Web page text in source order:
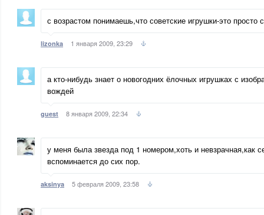
с возрастом понимаешь,что советские игрушки-это просто
lizonka 1 января 2009, 23:29
а кто-нибудь знает о новогодних ёлочных игрушках с
вождей
guest 8 января 2009, 22:34
у меня была звезда под 1 номером,хоть и невзрачная,как
вспоминается до сих пор.
aksinya 5 февраля 2009, 23:58